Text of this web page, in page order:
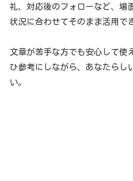
礼、対応後のフォローなど、場
状況に合わせてそのまま活用で
文章が苦手な方でも安心して使
ひ参考にしながら、あなたらし
い。